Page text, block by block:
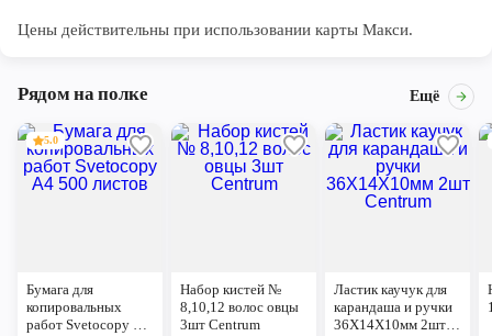
Цены действительны при использовании карты Макси.
Рядом на полке Ещё
5.0
Бумага для
копировальных
работ Svetocopy А4
Набор кистей №
8,10,12 волос овцы
3шт Centrum
Ластик каучук для
карандаша и ручки
36Х14Х10мм 2шт